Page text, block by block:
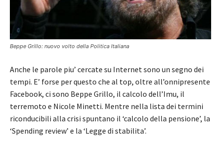
Beppe Grillo: nuovo volto della Politica Italiana
Anche le parole piu’ cercate su Internet sono un segno dei
tempi. E’ forse per questo che al top, oltre all’onnipresente
Facebook, ci sono Beppe Grillo, il calcolo dell’Imu, il
terremoto e Nicole Minetti. Mentre nella lista dei termini
riconducibili alla crisi spuntano il ‘calcolo della pensione’, la
‘Spending review’ e la ‘Legge di stabilita’.